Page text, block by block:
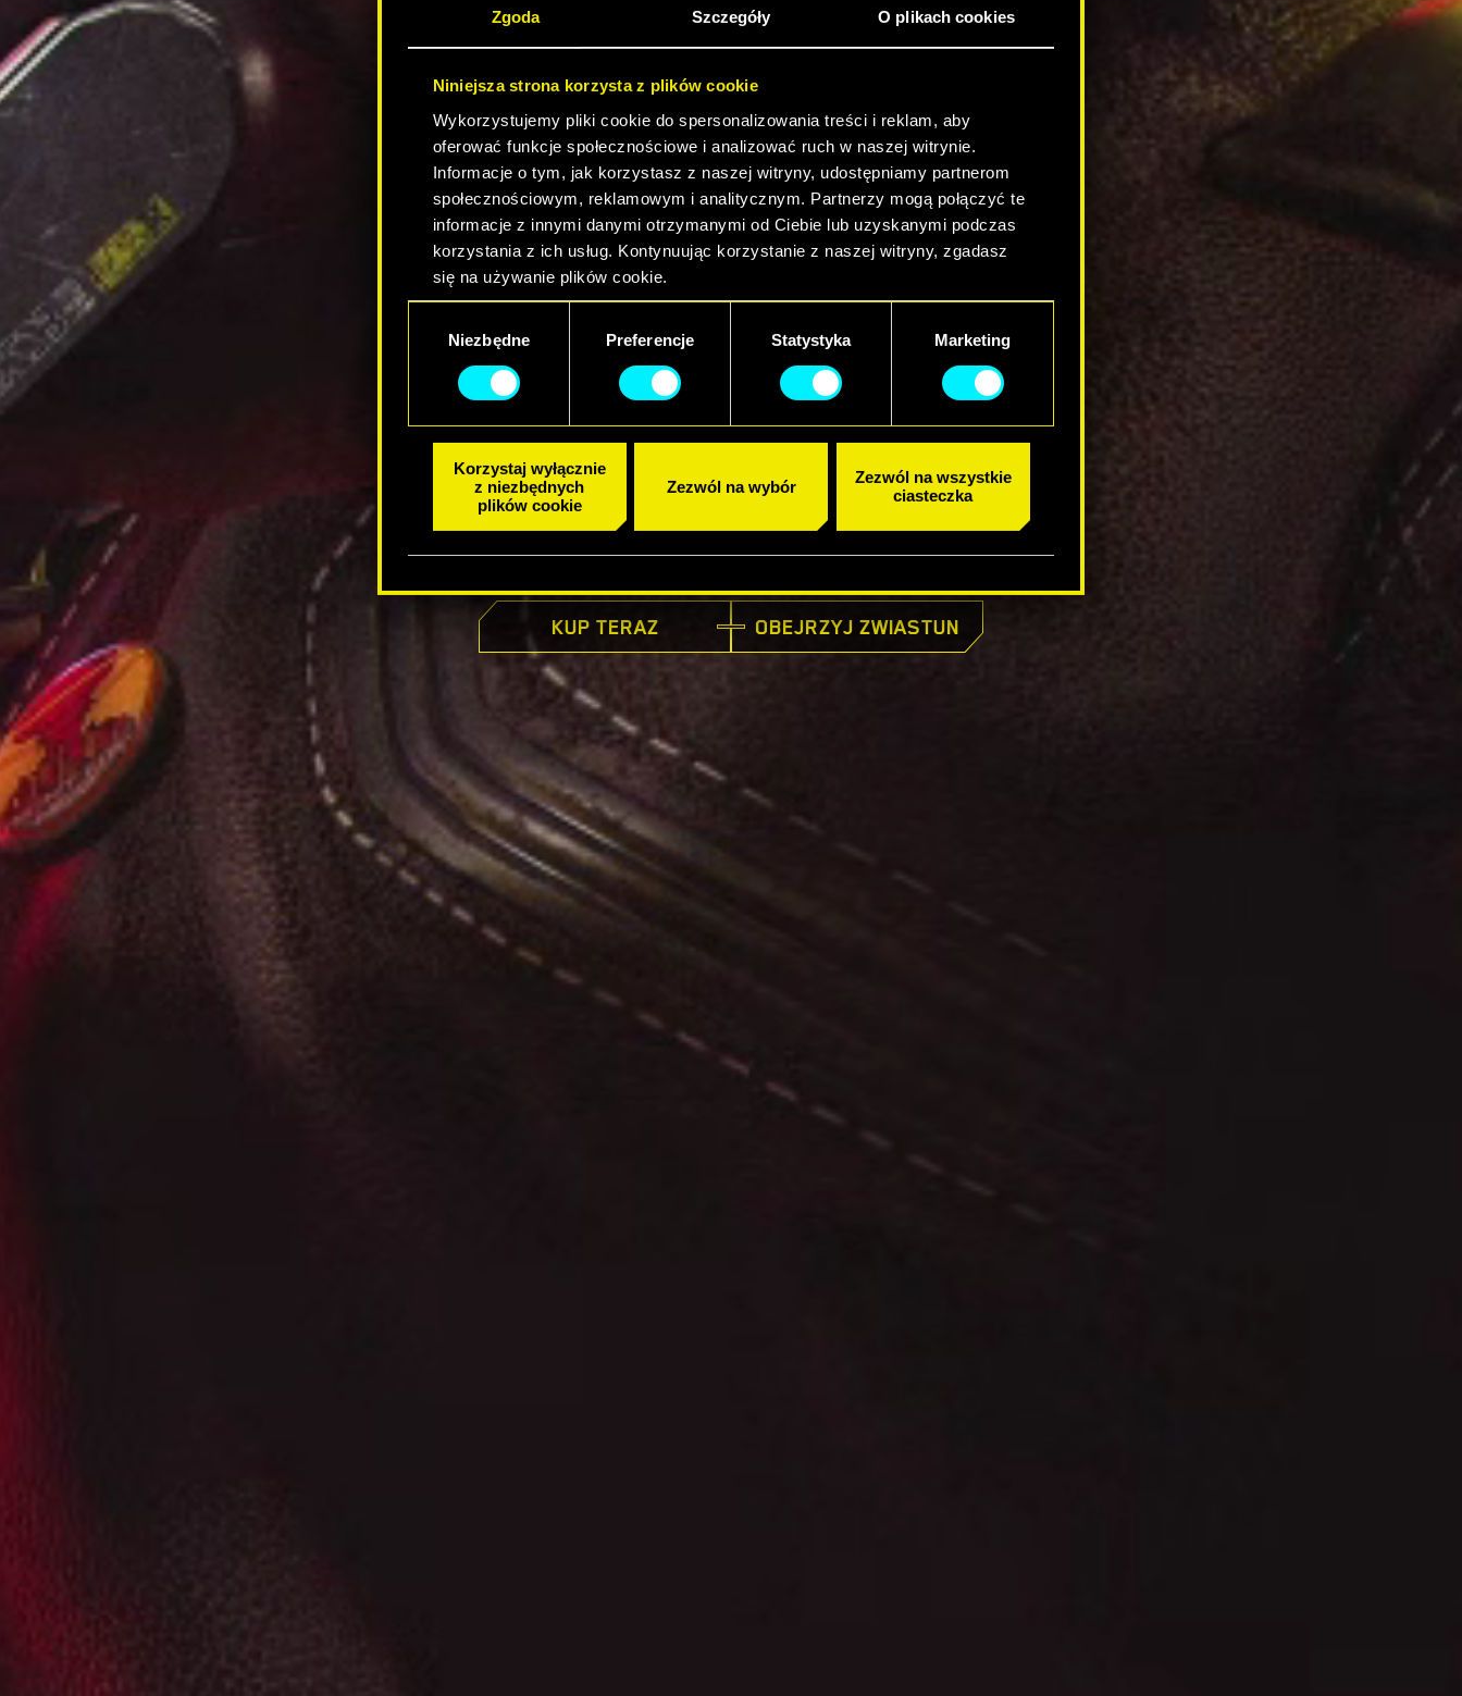
Zgoda Szczegóły O plikach cookies
Niniejsza strona korzysta z plików cookie
Wykorzystujemy pliki cookie do spersonalizowania treści i reklam, aby
oferować funkcje społecznościowe i analizować ruch w naszej witrynie.
Informacje o tym, jak korzystasz z naszej witryny, udostępniamy partnerom
społecznościowym, reklamowym i analitycznym. Partnerzy mogą połączyć te
informacje z innymi danymi otrzymanymi od Ciebie lub uzyskanymi podczas
korzystania z ich usług. Kontynuując korzystanie z naszej witryny, zgadasz
się na używanie plików cookie.
zgodyNiezbędne Preferencje Statystyka Marketing
Korzystaj wyłącznie
z niezbędnych
plików cookie
Zezwól na wybór
Zezwól na wszystkie
ciasteczka
JUŻ W SPRZEDAŻY
KUP TERAZ OBEJRZYJ ZWIASTUN